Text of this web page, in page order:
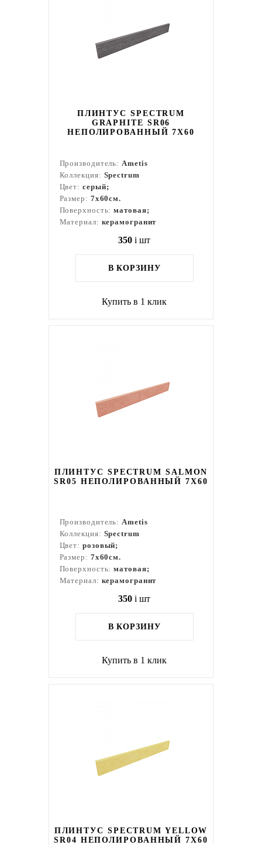
ПЛИНТУС SPECTRUM
GRAPHITE SR06
НЕПОЛИРОВАННЫЙ 7X60
Производитель:Ametis
Коллекция: Spectrum
Цвет: серый;
Размер: 7x60см.
Поверхность:матовая;
Материал: керамогранит
350 i шт
В КОРЗИНУ
Купить в 1 клик
ПЛИНТУС SPECTRUM SALMON
SR05 НЕПОЛИРОВАННЫЙ 7X60
Производитель:Ametis
Коллекция: Spectrum
Цвет: розовый;
Размер: 7x60см.
Поверхность:матовая;
Материал: керамогранит
350 i шт
В КОРЗИНУ
Купить в 1 клик
ПЛИНТУС SPECTRUM YELLOW
SR04 НЕПОЛИРОВАННЫЙ 7X60